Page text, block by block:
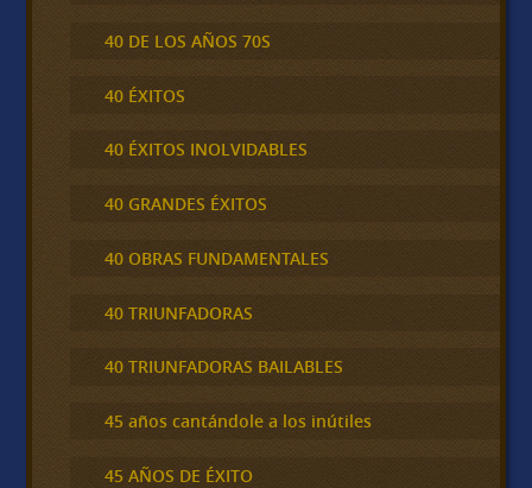
40 DE LOS AÑOS 70S
40 ÉXITOS
40 ÉXITOS INOLVIDABLES
40 GRANDES ÉXITOS
40 OBRAS FUNDAMENTALES
40 TRIUNFADORAS
40 TRIUNFADORAS BAILABLES
45 años cantándole a los inútiles
45 AÑOS DE ÉXITO